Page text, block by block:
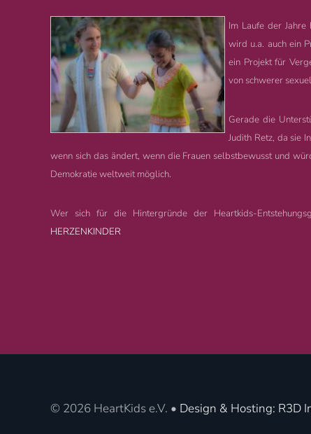
Im Laufe der Jahre
wird u.a. auch ein
ein Projekt für
von schwerer
Gerade die
Judith Retz, da sie
wenn sich das ändert, wenn die Frauen selbstbewusst und
Demokratie weltweit möglich.
Wer sich für die Hintergründe der Heartkids-
HERZENKINDER
© 2026 HeartKids e.V. • Design & Hosting: R3D